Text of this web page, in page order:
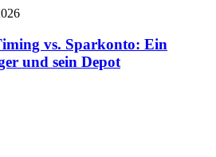
vs. Sparkonto: Ein
und sein Depot